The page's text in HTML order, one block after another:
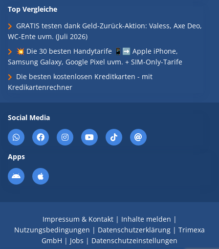
Top Vergleiche
GRATIS testen dank Geld-Zurück-Aktion: Valess, Axe Deo,
WC-Ente uvm. (Juli 2026)
💥 Die 30 besten Handytarife 📱➡️ Apple iPhone,
Samsung Galaxy, Google Pixel uvm. + SIM-Only-Tarife
Die besten kostenlosen Kreditkarten - mit
Kredikartenrechner
Social Media
Apps
Impressum & Kontakt| Inhalte melden |
Nutzungsbedingungen | Datenschutzerklärung | Trimexa
GmbH | Jobs | Datenschutzeinstellungen